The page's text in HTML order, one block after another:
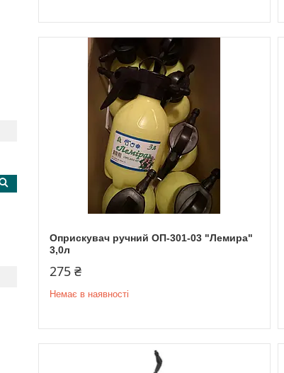
Оприскувач ручний ОП-301-03 "Лемира"
3,0л
275 ₴
Немає в наявності